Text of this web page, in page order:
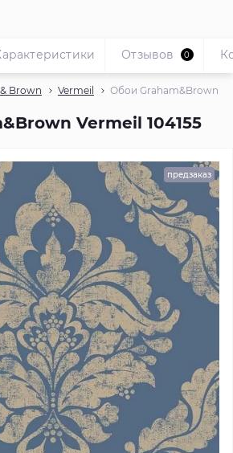
Brown Vermeil Обои Graham&Brown
Vermeil 104155
Отзывов 0
предзаказ